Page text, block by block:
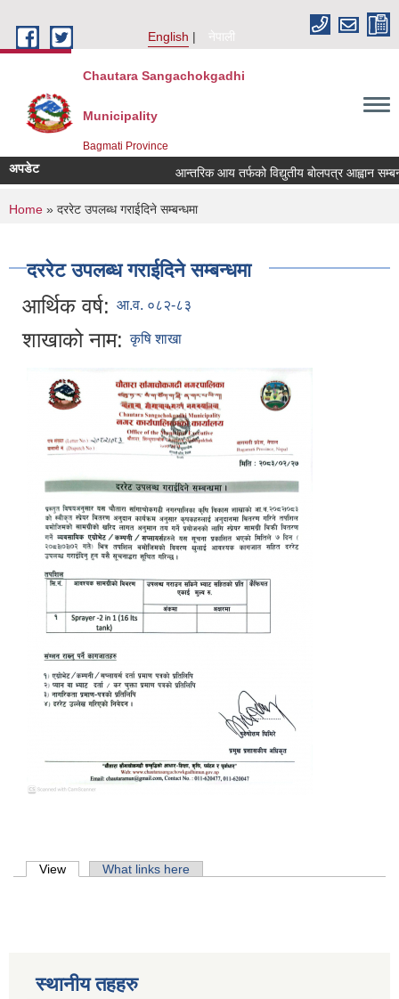
English
नेपाली
Chautara Sangachokgadhi
Municipality
Bagmati Province
अपडेट आन्तरिक आय तर्फको विद्युतीय बोलपत्र आह्वान सम्बन्धी
You are here
Home » दररेट उपलब्ध गराईदिने सम्बन्धमा
दररेट उपलब्ध गराईदिने सम्बन्धमा
आर्थिक वर्ष: आ.व. ०८२-८३
शाखाको नाम: कृषि शाखा
Primary tabs
View (active tab)What links here
स्थानीय तहहरु